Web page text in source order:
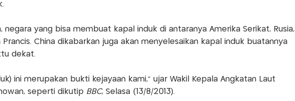
negara yang bisa membuat kapal induk di antaranya Amerika Serikat, Rusia,
Prancis. China dikabarkan juga akan menyelesaikan kapal induk buatannya
dekat.
ini merupakan bukti kejayaan kami,” ujar Wakil Kepala Angkatan Laut
seperti dikutip BBC, Selasa (13/8/2013).